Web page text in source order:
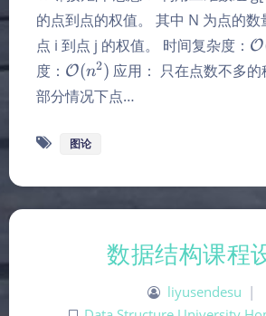
的点到点的权值。 其中 N 为点的
点 i 到点 j 的权值。 时间复杂度： O
度： \mathcal{O}
(n^2)
O(n2) 应用： 只在点数不多
部分情况下点…
图论
数据结构课程
liyusendesu |